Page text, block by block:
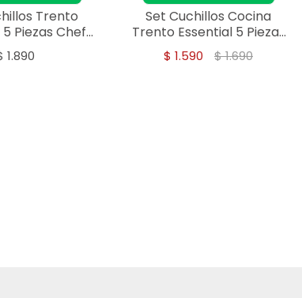
Trento
Piezas Chef
1.890
Set Cuchillos Cocina
Trento Essential 5 Piezas
Acero Inoxidable
$ 1.590 $1.690